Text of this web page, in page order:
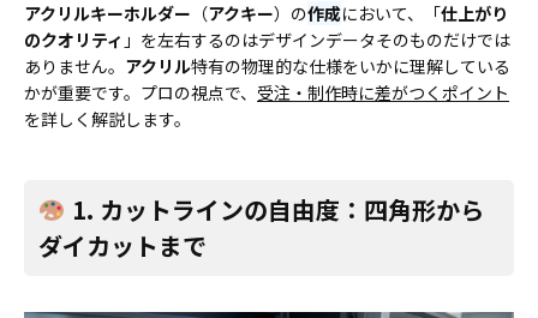
アクリルキーホルダー （アクキー）の作成において、「仕上がり
のクオリティ 」を左右するのはデザインデータそのものだけでは
ありません。 アクリル特有の物理的な仕様をいかに理解している
かが重要です。プロの視点で、 受注・制作時に差がつくポイント
を詳しく解説します。
1. カットラインの自由度：四角形から
ダイカットまで